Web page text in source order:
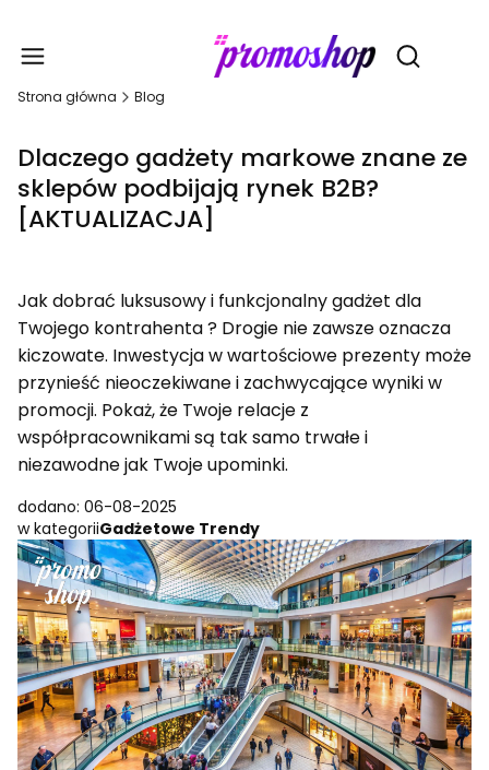
Otwórz
Strona główna Blog
Dlaczego gadżety markowe znane ze
sklepów podbijają rynek B2B?
[AKTUALIZACJA]
Jak dobrać luksusowy i funkcjonalny gadżet dla
Twojego kontrahenta ? Drogie nie zawsze oznacza
kiczowate. Inwestycja w wartościowe prezenty może
przynieść nieoczekiwane i zachwycające wyniki w
promocji. Pokaż, że Twoje relacje z
współpracownikami są tak samo trwałe i
niezawodne jak Twoje upominki.
dodano: 06-08-2025
w kategoriiGadżetowe Trendy